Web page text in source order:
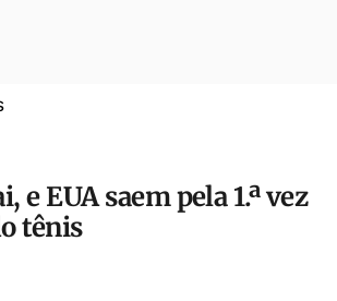
e EUA saem pela 1.ª vez
tênis